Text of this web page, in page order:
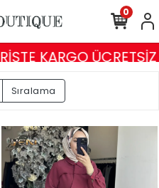
ÜCRETSİZ ABİYE,
0
Sıralama